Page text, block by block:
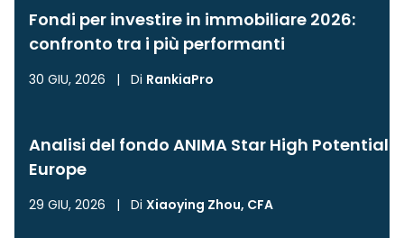
Fondi per investire in immobiliare 2026:
confronto tra i più performanti
30 GIU, 2026 | Di RankiaPro
Analisi del fondo ANIMA Star High Potential
Europe
29 GIU, 2026 | Di Xiaoying Zhou, CFA